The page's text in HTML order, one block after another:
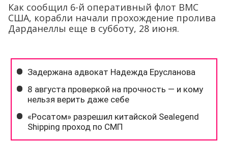
Как сообщил 6-й оперативный флот ВМС
США, корабли начали прохождение пролива
Дарданеллы еще в субботу, 28 июня.